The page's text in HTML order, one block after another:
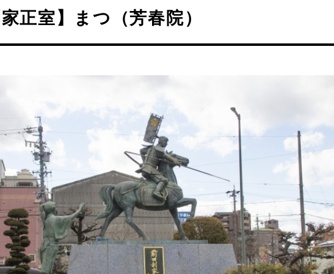
正室】まつ（芳春院）